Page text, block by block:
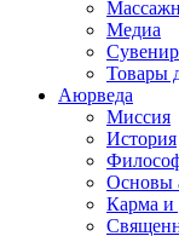
Медиа
Товары
Аюрведа
Миссия
История
Основы
Карма и